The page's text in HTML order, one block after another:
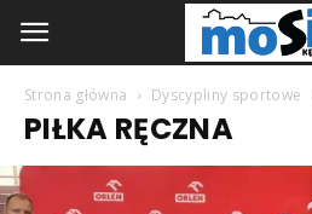
Strona główna Dyscypliny sportowe
PIŁKA RĘCZNA